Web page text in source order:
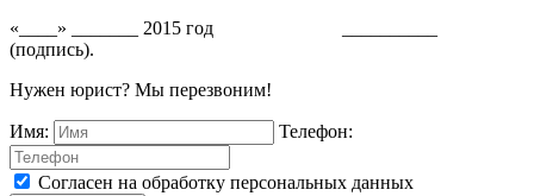
«____» _______ 2015 год __________
(подпись).
Нужен юрист? Мы перезвоним!
Имя: Телефон:
Согласен на обработку персональных данных